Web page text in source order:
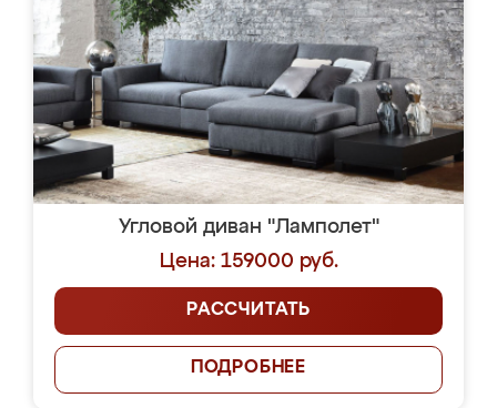
Угловой диван "Ламполет"
Цена: 159000 руб.
РАССЧИТАТЬ
ПОДРОБНЕЕ